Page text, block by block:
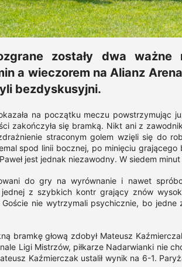
zostały dwa ważne
a wieczorem na Alianz
bezdyskusyjni.
na początku meczu
zakończyła się bramką. Nikt ani z
straconym golem wzięli się do
spod linii bocznej, po minięciu
jest jednak niezawodny. W siedem
do gry na wyrównanie i nawet
z szybkich kontr grający znów
nie wytrzymali psychicznie, bo
bramkę głową zdobył Mateusz
Ligi Mistrzów, piłkarze Nadarwianki nie
Kaźmierczak ustalił wynik na 6-1.